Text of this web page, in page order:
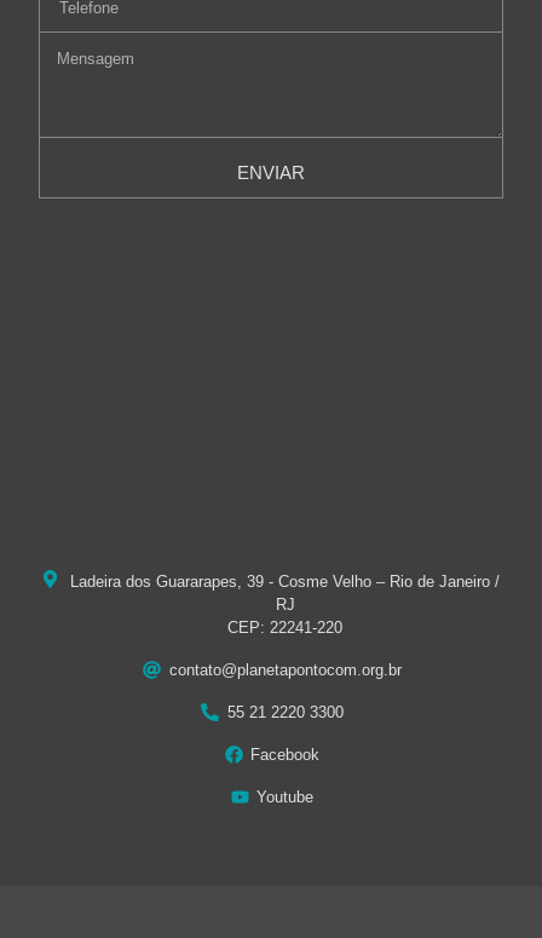
ENVIAR
Ladeira dos Guararapes, 39 - Cosme Velho – Rio de Janeiro /
RJ
CEP: 22241-220
contato@planetapontocom.org.br
55 21 2220 3300
Facebook
Youtube